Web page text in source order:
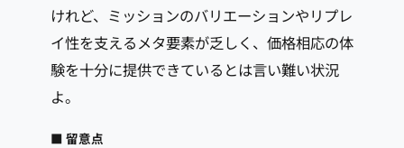
けれど、ミッションのバリエーションやリプレ
イ性を支えるメタ要素が乏しく、価格相応の体
験を十分に提供できているとは言い難い状況
よ。
■ 留意点